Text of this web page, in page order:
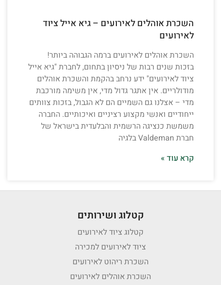
השכרת אוהלים לאירועים – גיא אייל ציוד
לאירועים
השכרת אוהלים לאירועים ברמה הגבוהה ביותר!
בזכות שנים רבות של ניסיון בתחום, לחברת "גיא אייל
ציוד לאירועים" ידע נרחב בהקמת והשכרת אוהלים
מודולריים. אין אתגר גדול מדי, אין משימה מורכבת
מדי – אצלנו גם השמיים הם לא הגבול, בזכות צוותים
ייחודיים ואנשי מקצוע רציניים ואיכותיים. החברה
משמשת כנציגה הרשמית והבלעדית בישראל של
חברת Valdeman בלגיה
קרא עוד »
קטלוג ושירותים
קטלוג ציוד לאירועים
ציוד לאירועים למכירה
השכרת ריהוט לאירועים
השכרת אוהלים לאירועים